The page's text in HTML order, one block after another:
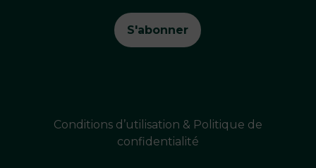
Conditions d’utilisation & Politique de
confidentialité